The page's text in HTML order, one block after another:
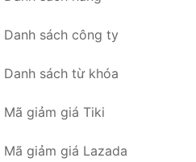
Danh sách công ty
Danh sách từ khóa
Mã giảm giá Tiki
Mã giảm giá Lazada